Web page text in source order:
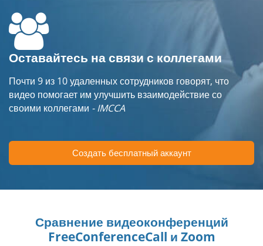
Оставайтесь на связи с коллегами
Почти 9 из 10 удаленных сотрудников говорят, что
видео помогает им улучшить взаимодействие со
своими коллегами - IMCCA
Создать бесплатный аккаунт
Сравнение видеоконференций
FreeConferenceCall и Zoom